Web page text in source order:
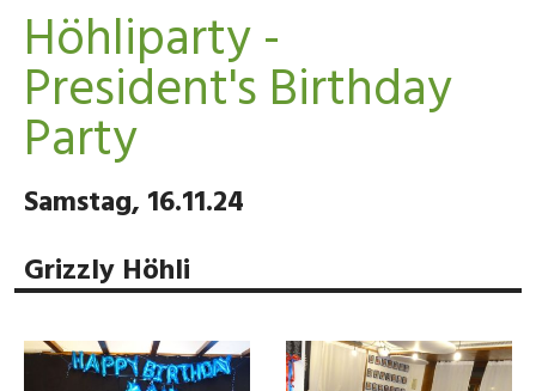
Höhliparty -
President's Birthday
Party
Samstag, 16.11.24
Grizzly Höhli